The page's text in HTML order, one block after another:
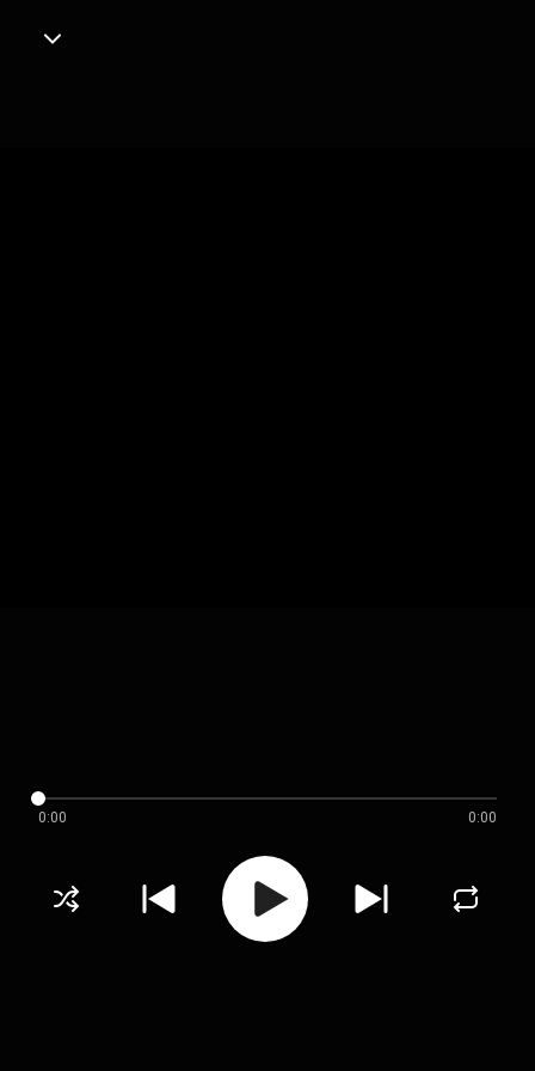
0:00 0:00